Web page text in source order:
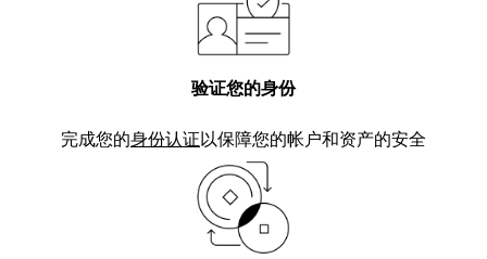
验证您的身份
完成您的身份认证以保障您的帐户和资产的安全